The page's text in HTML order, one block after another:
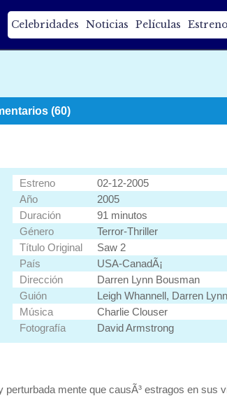
Celebridades Noticias Películas
(60)
Estreno
02-12-2005
Año
2005
Duración
91 minutos
Género
Terror-Thriller
Título Original
Saw 2
País
USA-CanadÃ¡
Dirección
Darren Lynn Bousman
Guión
Leigh Whannell, Darren
Música
Charlie Clouser
Fotografía
David Armstrong
perturbada mente que causÃ³ estragos en sus